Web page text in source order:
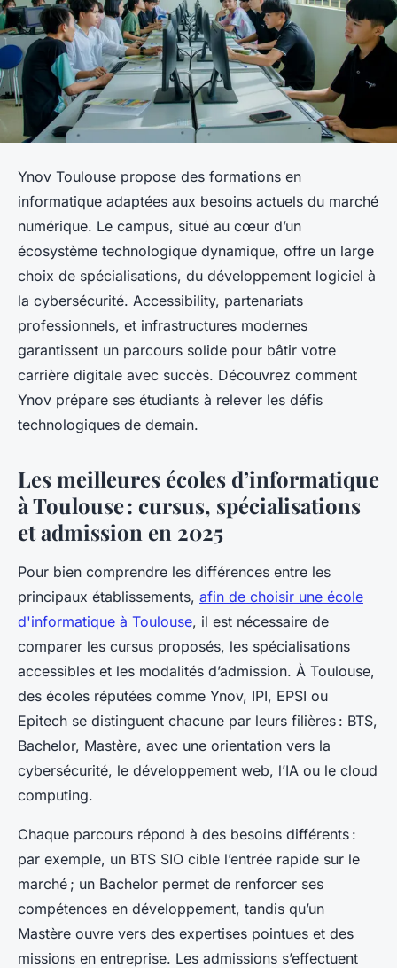
Ynov Toulouse propose des formations en
informatique adaptées aux besoins actuels du marché
numérique. Le campus, situé au cœur d’un
écosystème technologique dynamique, offre un large
choix de spécialisations, du développement logiciel à
la cybersécurité. Accessibility, partenariats
professionnels, et infrastructures modernes
garantissent un parcours solide pour bâtir votre
carrière digitale avec succès. Découvrez comment
Ynov prépare ses étudiants à relever les défis
technologiques de demain.
Les meilleures écoles d’informatique
à Toulouse : cursus, spécialisations
et admission en 2025
Pour bien comprendre les différences entre les
principaux établissements, afin de choisir une école
d'informatique à Toulouse, il est nécessaire de
comparer les cursus proposés, les spécialisations
accessibles et les modalités d’admission. À Toulouse,
des écoles réputées comme Ynov, IPI, EPSI ou
Epitech se distinguent chacune par leurs filières : BTS,
Bachelor, Mastère, avec une orientation vers la
cybersécurité, le développement web, l’IA ou le cloud
computing.
Chaque parcours répond à des besoins différents :
par exemple, un BTS SIO cible l’entrée rapide sur le
marché ; un Bachelor permet de renforcer ses
compétences en développement, tandis qu’un
Mastère ouvre vers des expertises pointues et des
missions en entreprise. Les admissions s’effectuent